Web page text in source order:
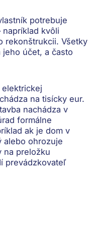
potrebuje
kvôli
rekonštrukcii.Všetky
jeho účet, a často
natisícky eur.
nachádza v
formálne
ak je dom v
alebo ohrozuje
na preložku
prevádzkovateľ